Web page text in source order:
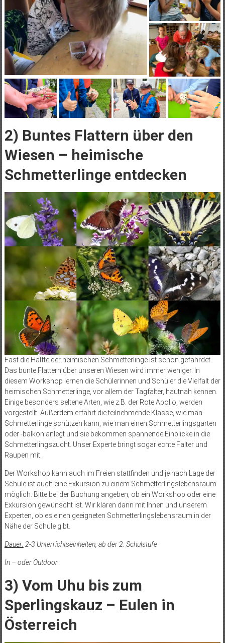
2) Buntes Flattern über den
Wiesen – heimische
Schmetterlinge entdecken
Fast die Hälfte der heimischen Schmetterlinge ist schon gefährdet.
Das bunte Flattern über unseren Wiesen wird immer weniger. In
diesem Workshop lernen die Schülerinnen und Schüler die Vielfalt der
heimischen Schmetterlinge, vor allem der Tagfalter, hautnah kennen.
Einige besonders seltene Arten, wie z.B. der Rote Apollo, werden
vorgestellt. Außerdem erfährt die teilnehmende Klasse, wie man
Schmetterlinge schützen kann, wie man einen Schmetterlingsgarten
oder -balkon anlegt und sie bekommen spannende Einblicke in die
Schmetterlingszucht. Unser Experte bringt sogar echte Falter und
Raupen mit.
Der Workshop kann auch im Freien stattfinden und je nach Lage der
Schule ist auch eine Exkursion zu einem Schmetterlingslebensraum
möglich. Bitte bei der Buchung angeben, ob ein Workshop oder eine
Exkursion gewünscht ist. Wir klären dann mit Ihnen und unserem
Experten, ob es einen geeigneten Schmetterlingslebensraum in der
Nähe der Schule gibt.
Dauer:2-3 Unterrichtseinheiten, ab der 2. Schulstufe
In – oder Outdoor
3) Vom Uhu bis zum
Sperlingskauz – Eulen in
Österreich